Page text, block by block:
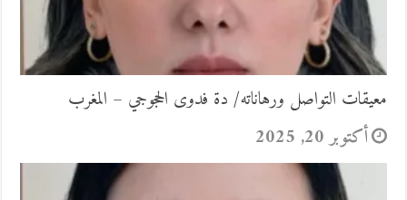
معيقات التواصل ورهاناته/ دة فدوى الحجوجي – المغرب
أكتوبر 20, 2025